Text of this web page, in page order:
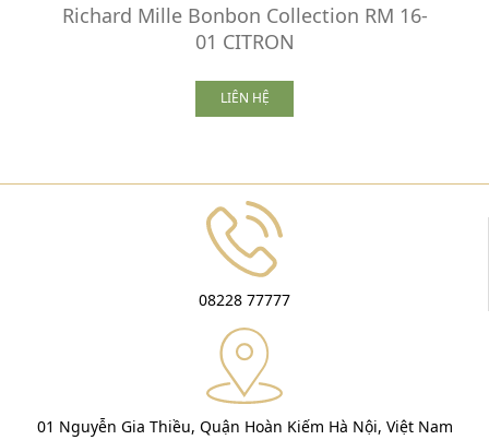
Richard Mille Bonbon Collection RM 16-
01 CITRON
LIÊN HỆ
08228 77777
01 Nguyễn Gia Thiều, Quận Hoàn Kiếm Hà Nội, Việt Nam